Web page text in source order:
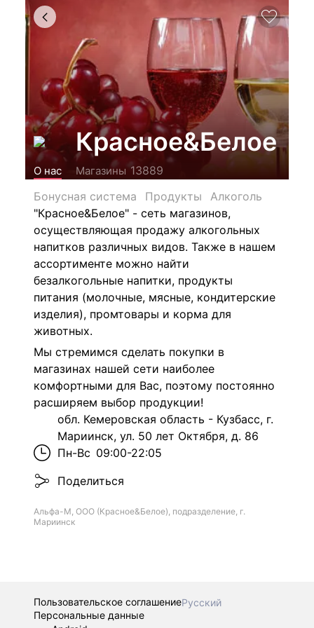
Красное&Белое
О нас Магазины 13889
Бонусная система
Продукты
Алкоголь
"Красное&Белое" - сеть магазинов,
осуществляющая продажу алкогольных
напитков различных видов. Также в нашем
ассортименте можно найти
безалкогольные напитки, продукты
питания (молочные, мясные, кондитерские
изделия), промтовары и корма для
животных.
Мы стремимся сделать покупки в
магазинах нашей сети наиболее
комфортными для Вас, поэтому постоянно
расширяем выбор продукции!
обл. Кемеровская область - Кузбасс, г.
Мариинск, ул. 50 лет Октября, д. 86
Пн-Вс 09:00-22:05
Поделиться
Альфа-М, ООО (Красное&Белое), подразделение, г.
Мариинск
Пользовательское соглашениеРусский
Персональные данные